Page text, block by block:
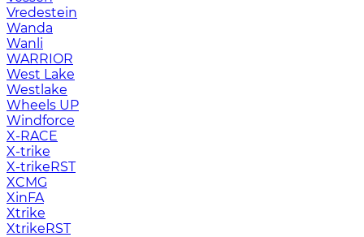
Vredestein
Wanda
Wanli
WARRIOR
West Lake
Westlake
Wheels UP
Windforce
X-RACE
X-trike
X-trikeRST
XCMG
XinFA
Xtrike
XtrikeRST